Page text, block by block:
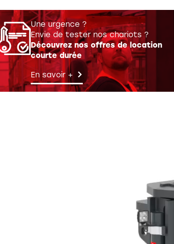
Une urgence ?
Envie de tester nos chariots ?
Découvrez nos offres de location
courte durée
En savoir +